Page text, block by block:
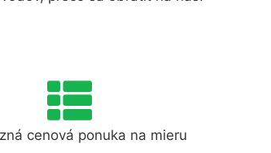
cenová ponuka na mieru